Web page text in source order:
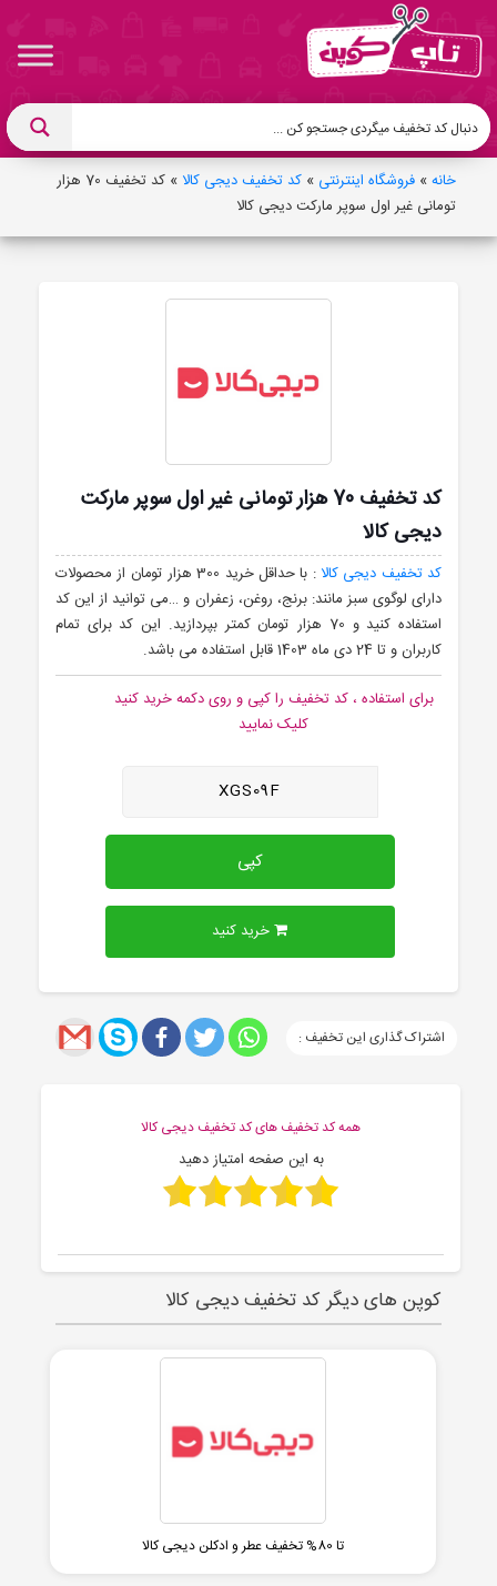
خانه» فروشگاه اینترنتی » کد تخفیف دیجی کالا »
کد تخفیف 70 هزار
تومانی غیر اول سوپر مارکت دیجی کالا
کد تخفیف 70 هزار تومانی غیر اول سوپر مارکت
دیجی کالا
کد تخفیف دیجی کالا
: با حداقل خرید 300 هزار تومان از محصولات
دارای لوگوی سبز مانند: برنج، روغن، زعفران و …می توانید از این کد
استفاده کنید و 70 هزار تومان کمتر بپردازید. این کد برای تمام
کاربران و تا 24 دی ماه 1403 قابل استفاده می باشد.
برای استفاده ، کد تخفیف را کپی و روی دکمه خرید کنید
کلیک نمایید
XGS09F
کپی
خرید کنید
اشتراک گذاری این تخفیف :
همه کد تخفیف های کد تخفیف دیجی کالا
به این صفحه امتیاز دهید
کوپن های دیگر کد تخفیف دیجی کالا
تا 80% تخفیف عطر و ادکلن دیجی کالا